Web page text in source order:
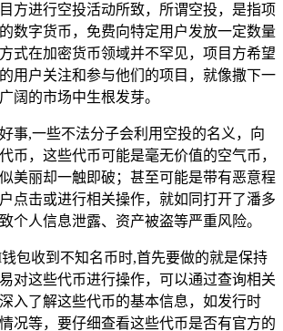
方进行空投活动所致，所谓空投，是指项
数字货币，免费向特定用户发放一定数量
式在加密货币领域并不罕见，项目方希望
用户关注和参与他们的项目，就像撒下一
阔的市场中生根发芽。
事,一些不法分子会利用空投的名义，向
币，这些代币可能是毫无价值的空气币，
美丽却一触即破；甚至可能是带有恶意程
点击或进行相关操作，就如同打开了潘多
个人信息泄露、资产被盗等严重风险。
包收到不知名币时,首先要做的就是保持
对这些代币进行操作，可以通过查询相关
入了解这些代币的基本信息，如发行时
况等，要仔细查看这些代币是否有官方的